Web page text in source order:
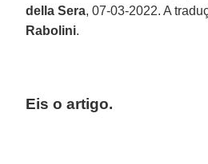
della Sera, 07-03-2022. A
Rabolini.
Eis o artigo.